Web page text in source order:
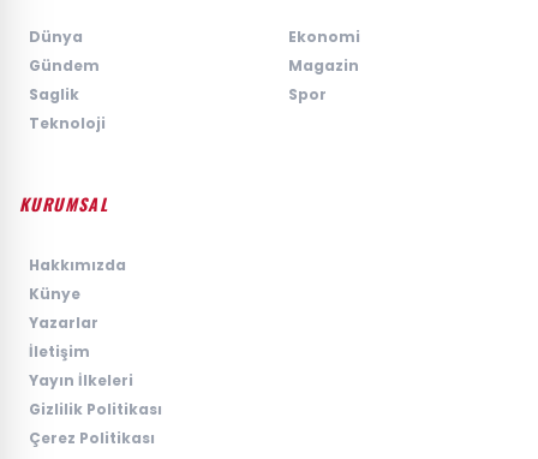
Dünya
Ekonomi
Gündem
Magazin
Saglik
Spor
Teknoloji
KURUMSAL
Hakkımızda
Künye
Yazarlar
İletişim
Yayın İlkeleri
Gizlilik Politikası
Çerez Politikası